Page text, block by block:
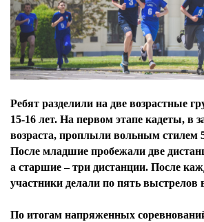
Ребят разделили на две возрастные
15-16 лет. На первом этапе кадеты, в
возраста, проплыли вольным стилем
После младшие пробежали две
а старшие – три дистанции. После
участники делали по пять
По итогам напряженных